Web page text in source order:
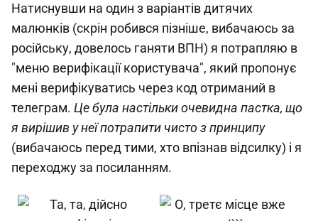
Натиснувши на один з варіантів дитячих
малюнків (скрін робився пізніше, вибачаюсь за
російську, довелось ганяти ВПН) я потрапляю в
"меню верифікації користувача", який пропонує
мені верифікуватись через код отриманий в
телеграм. Це була настільки очевидна пастка, що
я вирішив у неї потрапити чисто з принципу
(вибачаюсь перед тими, хто впізнав відсилку) і я
переходжу за посиланням.